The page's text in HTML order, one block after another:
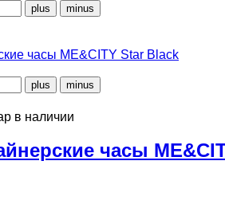
в наличии
часы